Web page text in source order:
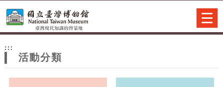
網
站
主
:::
活動分類